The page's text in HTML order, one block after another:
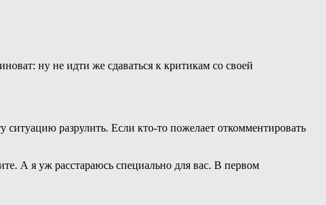
ну не идти же сдаваться к критикам со своей
разрулить. Если кто-то пожелает откомментировать
А я уж расстараюсь специально для вас. В первом